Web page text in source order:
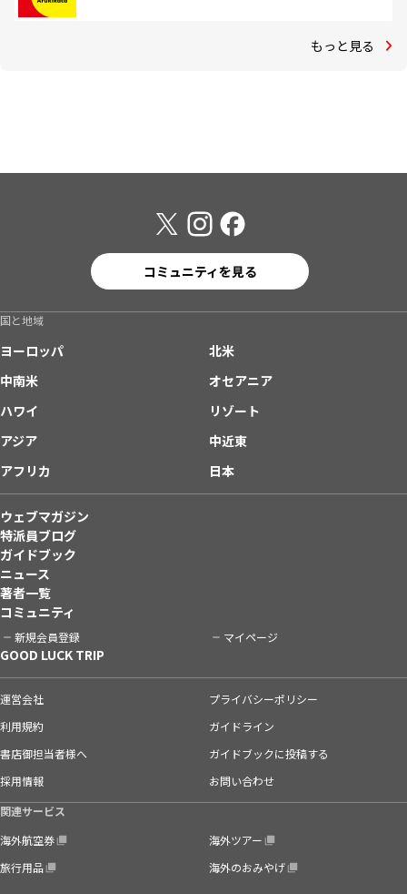
もっと見る
コミュニティを見る
国と地域
ヨーロッパ
北米
中南米
オセアニア
ハワイ
リゾート
アジア
中近東
アフリカ
日本
ウェブマガジン
特派員ブログ
ガイドブック
ニュース
著者一覧
コミュニティ
新規会員登録 マイページ
GOOD LUCK TRIP
運営会社
プライバシーポリシー
利用規約
ガイドライン
書店御担当者様へ
ガイドブックに投稿する
採用情報
お問い合わせ
関連サービス
海外航空券
海外ツアー
旅行用品
海外のおみやげ